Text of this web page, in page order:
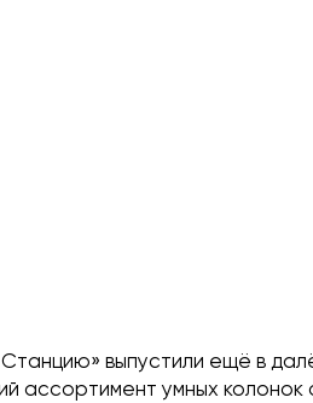
выпустили ещё в
ассортимент умных колонок